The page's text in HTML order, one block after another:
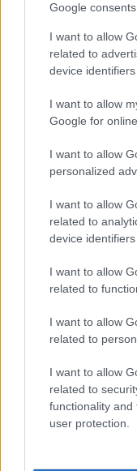
Google consents
I want to allow
related to
device identifiers
I want to allow
Google for
I want to allow
personalized
I want to allow
related to
device identifiers
I want to allow
related to
I want to allow
related to
I want to allow
related to
functionality
user protection.
késői darabjában,
ben a legendás
Karl Kraus: Az
készült) és később
ban, és az utolsó
ősbemutatóban /
A rendezők
rendező legyen
az ő esetében
folytatott a
Rendezői-
milyen
Én az első
szorítva,
ettől ő kivirult.
szenzációs,
teremtett.
minden nagy
végeredményért,